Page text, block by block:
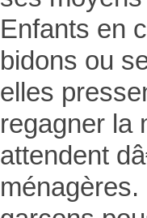
Enfants en
bidons ou
elles
regagner la
attendent